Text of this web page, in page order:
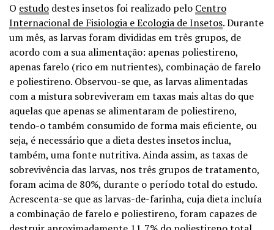
O estudo destes insetos foi realizado pelo Centro
Internacional de Fisiologia e Ecologia de Insetos. Durante
um mês, as larvas foram divididas em três grupos, de
acordo com a sua alimentação: apenas poliestireno,
apenas farelo (rico em nutrientes), combinação de farelo
e poliestireno. Observou-se que, as larvas alimentadas
com a mistura sobreviveram em taxas mais altas do que
aquelas que apenas se alimentaram de poliestireno,
tendo-o também consumido de forma mais eficiente, ou
seja, é necessário que a dieta destes insetos inclua,
também, uma fonte nutritiva. Ainda assim, as taxas de
sobrevivência das larvas, nos três grupos de tratamento,
foram acima de 80%, durante o período total do estudo.
Acrescenta-se que as larvas-de-farinha, cuja dieta incluía
a combinação de farelo e poliestireno, foram capazes de